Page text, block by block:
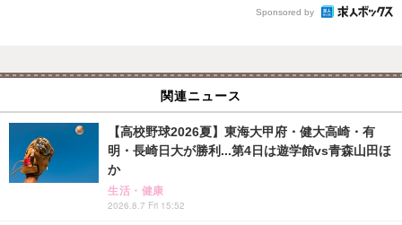
Sponsored by
関連ニュース
【高校野球2026夏】東海大甲府・健大高崎・有
明・長崎日大が勝利...第4日は遊学館vs青森山田ほ
か
生活・健康
2026.8.7 Fri 15:52